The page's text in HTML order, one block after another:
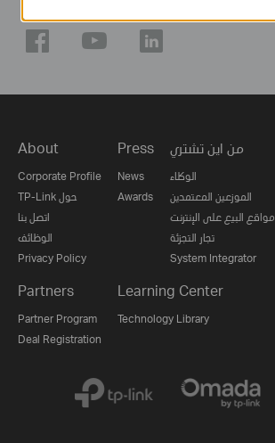
About
Corporate Profile
TP-Link حول
اتصل بنا
الوظائف
Privacy Policy
Press
News
Awards
من اين تشتري
الوكلاء
الموزعين المعتمدين
مواقع البيع على الإنترنت
تجار التجزئة
System Integrator
Partners
Partner Program
Deal Registration
Learning Center
Technology Library